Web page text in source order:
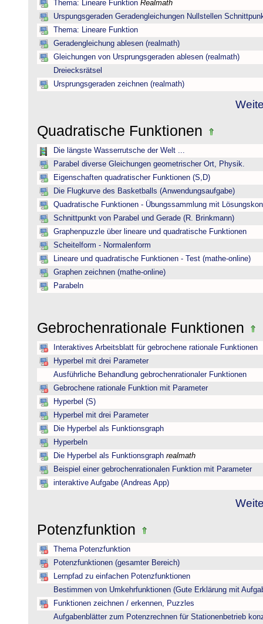
Thema: Lineare Funktion Realmath
Urspungsgeraden Geradengleichungen Nullstellen
Thema: Lineare Funktion
Geradengleichung ablesen (realmath)
Gleichungen von Ursprungsgeraden ablesen (realmath)
Dreiecksrätsel
Ursprungsgeraden zeichnen (realmath)
Quadratische Funktionen
Die längste Wasserrutsche der Welt ...
Parabel diverse Gleichungen geometrischer Ort, Physik.
Eigenschaften quadratischer Funktionen (S,D)
Die Flugkurve des Basketballs (Anwendungsaufgabe)
Quadratische Funktionen - Übungssammlung mit
Schnittpunkt von Parabel und Gerade (R. Brinkmann)
Graphenpuzzle über lineare und quadratische Funktionen
Scheitelform - Normalenform
Lineare und quadratische Funktionen - Test (mathe-online)
Graphen zeichnen (mathe-online)
Parabeln
Gebrochenrationale Funktionen
Interaktives Arbeitsblatt für gebrochene rationale Funktionen
Hyperbel mit drei Parameter
Ausführliche Behandlung gebrochenrationaler Funktionen
Gebrochene rationale Funktion mit Parameter
Hyperbel (S)
Hyperbel mit drei Parameter
Die Hyperbel als Funktionsgraph
Hyperbeln
Die Hyperbel als Funktionsgraph realmath
Beispiel einer gebrochenrationalen Funktion mit Parameter
interaktive Aufgabe (Andreas App)
Potenzfunktion
Thema Potenzfunktion
Potenzfunktionen (gesamter Bereich)
Lernpfad zu einfachen Potenzfunktionen
Bestimmen von Umkehrfunktionen (Gute Erklärung mit
Funktionen zeichnen / erkennen, Puzzles
Aufgabenblätter zum Potenzrechnen für Stationenbetrieb